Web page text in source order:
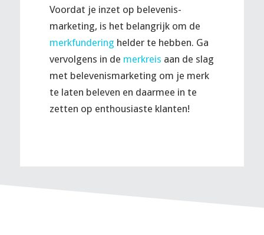
Voordat je inzet op belevenis-
marketing, is het belangrijk om de
merkfundering helder te hebben. Ga
vervolgens in de merkreis aan de slag
met belevenismarketing om je merk
te laten beleven en daarmee in te
zetten op enthousiaste klanten!